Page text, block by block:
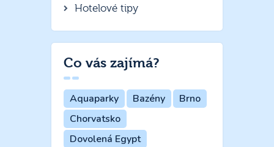
Hotelové tipy
Co vás zajímá?
Aquaparky Bazény
Brno
Chorvatsko
Dovolená Egypt